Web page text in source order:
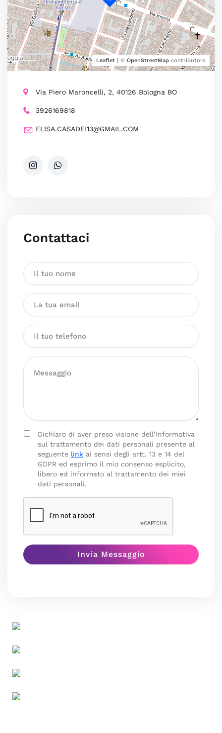
Leaflet | © OpenStreetMap contributors
Via Piero Maroncelli, 2, 40126 Bologna BO
3926169818
ELISA.CASADEI13@GMAIL.COM
Contattaci
Dichiaro di aver preso visione dell’Informativa
sul trattamento dei dati personali presente al
seguente link ai sensi degli artt. 13 e 14 del
GDPR ed esprimo il mio consenso esplicito,
libero ed informato al trattamento dei miei
dati personali.